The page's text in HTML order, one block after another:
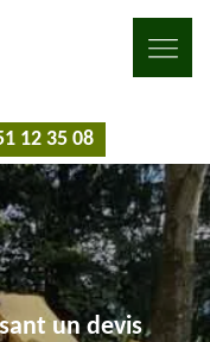
12 35 08
un devis